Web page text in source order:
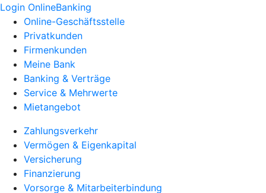
Login OnlineBanking
Online-Geschäftsstelle
Privatkunden
Firmenkunden
Meine Bank
Banking & Verträge
Service & Mehrwerte
Mietangebot
Zahlungsverkehr
Vermögen & Eigenkapital
Versicherung
Finanzierung
Vorsorge & Mitarbeiterbindung